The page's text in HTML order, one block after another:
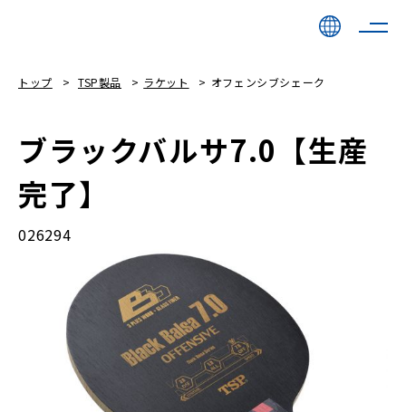
トップ TSP製品 ラケット オフェンシブシェーク
ブラックバルサ7.0【生産
完了】
026294